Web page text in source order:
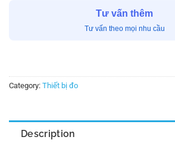
Tư vấn thêm
Tư vấn theo mọi nhu cầu
Category: Thiết bị đo
Description